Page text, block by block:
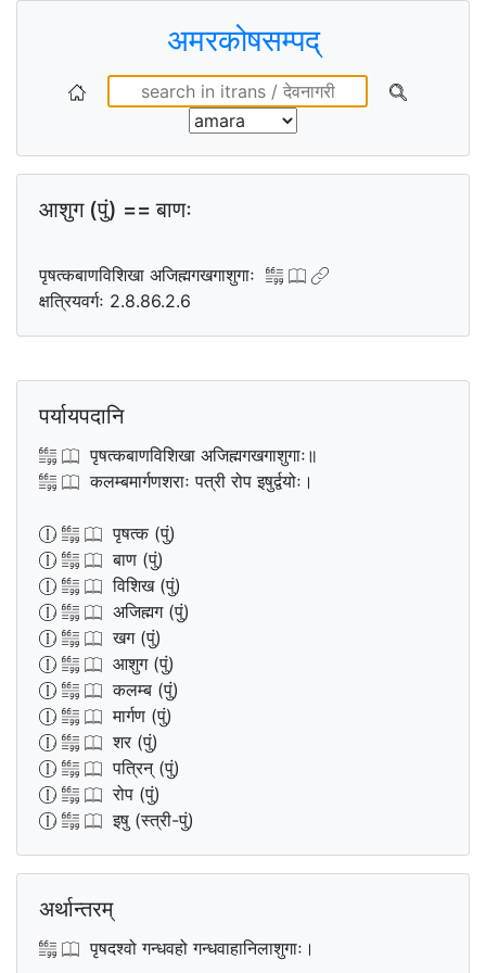
अमरकोषसम्पद्
आशुग (पुं) == बाणः
पृषत्कबाणविशिखा अजिह्मगखगाशुगाः
क्षत्रियवर्गः 2.8.86.2.6
पर्यायपदानि
पृषत्कबाणविशिखा अजिह्मगखगाशुगाः॥
कलम्बमार्गणशराः पत्री रोप इषुर्द्वयोः।
पृषत्क (पुं)
बाण (पुं)
विशिख (पुं)
अजिह्मग (पुं)
खग (पुं)
आशुग (पुं)
कलम्ब (पुं)
मार्गण (पुं)
शर (पुं)
पत्रिन् (पुं)
रोप (पुं)
इषु (स्त्री-पुं)
अर्थान्तरम्
पृषदश्वो गन्धवहो गन्धवाहानिलाशुगाः।